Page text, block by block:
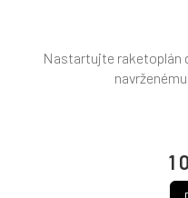
1
Nastartujte raketoplán